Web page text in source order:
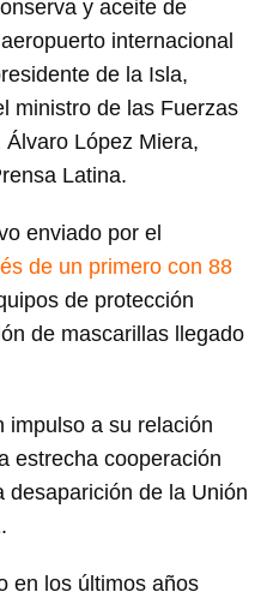
y aceite de
internacional
de la Isla,
ministro de las Fuerzas
López Miera,
Latina.
enviado por el
de un primero con 88
de protección
de mascarillas llegado
impulso a su relación
estrecha cooperación
desaparición de la Unión
en los últimos años